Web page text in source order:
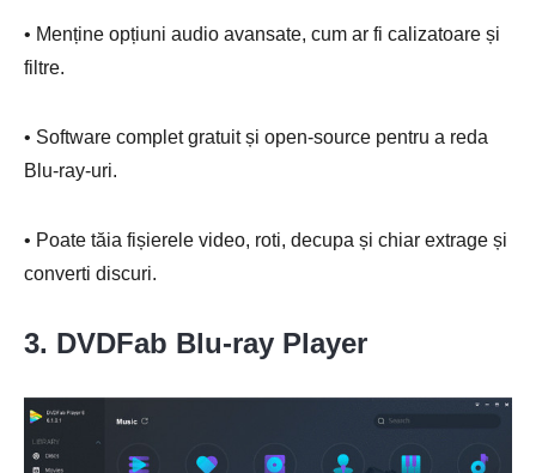
• Menține opțiuni audio avansate, cum ar fi calizatoare și
filtre.
• Software complet gratuit și open-source pentru a reda
Blu-ray-uri.
• Poate tăia fișierele video, roti, decupa și chiar extrage și
converti discuri.
3. DVDFab Blu-ray Player